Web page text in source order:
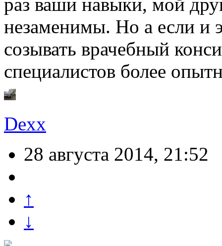
раз ваши навыки, мой
незаменимы. Но а если и
созывать врачебный
специалистов более
Dexx
28 августа 2014, 21:52
↑
↓